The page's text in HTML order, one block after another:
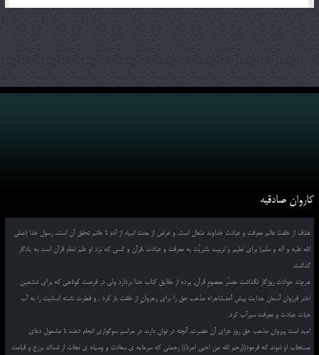
کاروان صادقیه
هدف از خلقت عالم معرفت و عبادت خداوند متعال است, و غرض از بعثت انبیاء از آدم تا خاتم تحقق آن است, رسول خدا (صلی
الله علیه و آله و سلم) برای تعلیم و تربیت بشریّت به معرفت و عبادت ,قرآن و کسی که نزد او علم تمام قرآن است به یادگار
گذاشت.
هرچند حوادث روزگار نگذاشت مفسّر معصومِ قرآن, پرده از حقایق کتاب خدا بردارد ولی در فرصت کوتاهی که برای ششمین
اختر فرزوان آسمان هدایت پیش آمد,شاهراه مذهب حق را برای رهروانِ از خلقت باز کرد , و فطرت تشنه انسانیت را به آب
حیات عبادت و معرفت سیرآب کرد.
امید است پیروان مذهب حق روز عزای آن حضرت, آنچه در توان دارند در مراسم سوگواری انجام دهند تا مشمول دعای
مستجاب او شوند که فرمود((رحم الله من احیی امرنا)) رحمتی که سرمایه ی سعادت و وسیله ی نجات از شدائد برزخ و قیامت